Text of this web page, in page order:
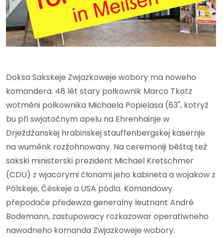
Doksa Sakskeje Zwjazkoweje wobory ma noweho
komandera. 48 lět stary połkownik Marco Tkotz
wotměni połkownika Michaela Popielasa (63", kotryž
bu při swjatočnym apelu na Ehrenhainje w
Drježdźanskej hrabinskej stauffenbergskej kasernje
na wuměnk rozžohnowany. Na ceremoniji běštaj tež
sakski ministerski prezident Michael Kretschmer
(CDU) z wjacorymi čłonami jeho kabineta a wojakow z
Pólskeje, Čěskeje a USA pódla. Komandowy
přepodaće předewza generalny leutnant André
Bodemann, zastupowacy rozkazowar operatiwneho
nawodneho komanda Zwjazkoweje wobory.